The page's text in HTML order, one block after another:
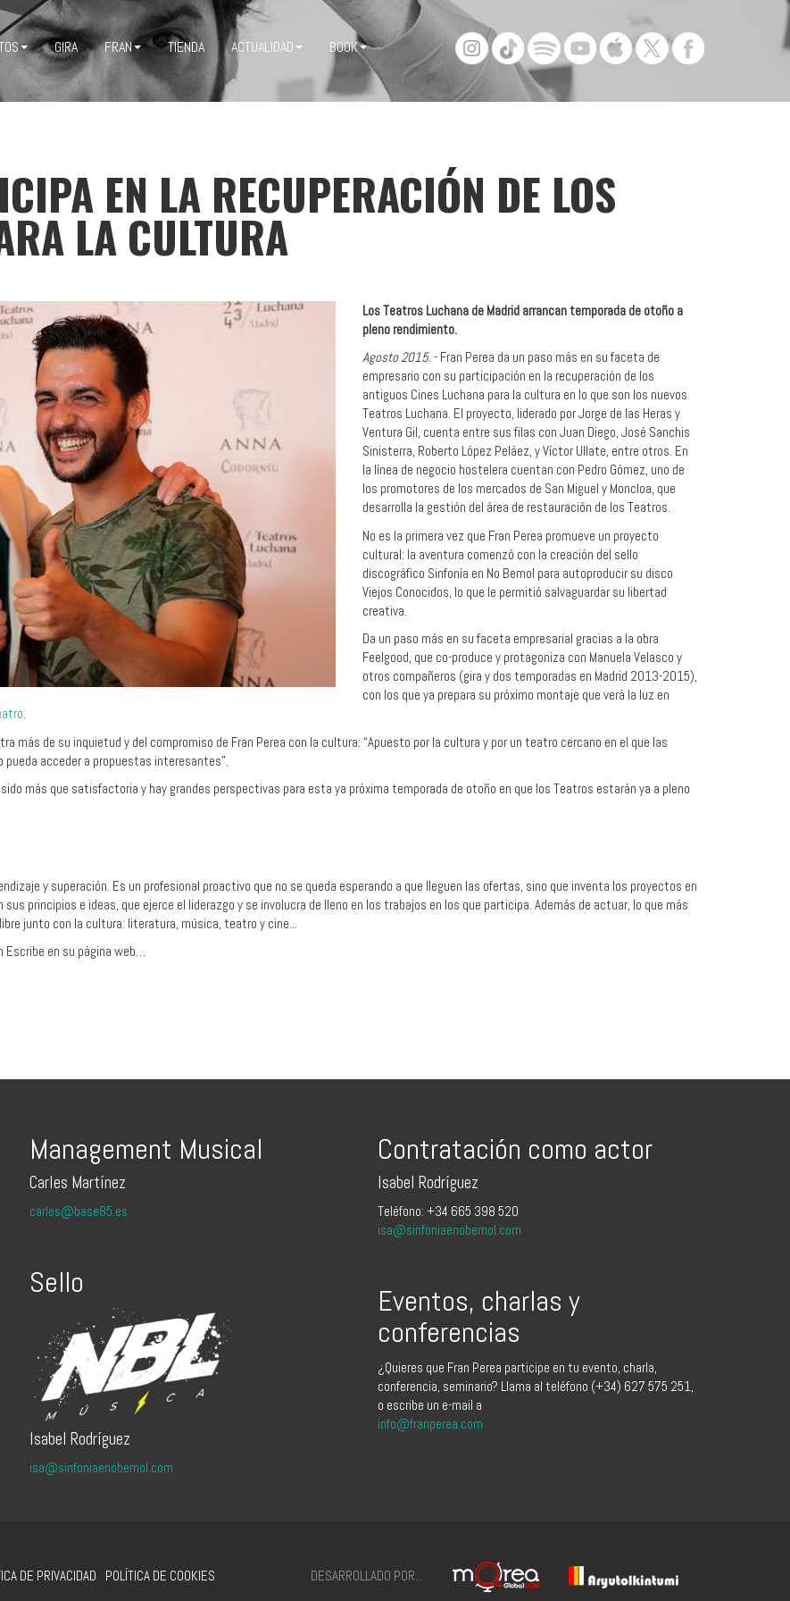
GIRA FRAN TIENDA ACTUALIDAD BOOK
EN LA RECUPERACIÓN DE LOS
LA CULTURA
Los Teatros Luchana de Madrid arrancan temporada de otoño a
pleno rendimiento.
Agosto 2015.- Fran Perea da un paso más en su faceta de
empresario con su participación en la recuperación de los
antiguos Cines Luchana para la cultura en lo que son los nuevos
Teatros Luchana. El proyecto, liderado por Jorge de las Heras y
Ventura Gil, cuenta entre sus filas con Juan Diego, José Sanchis
Sinisterra, Roberto López Peláez, y Víctor Ullate, entre otros. En
la línea de negocio hostelera cuentan con Pedro Gómez, uno de
los promotores de los mercados de San Miguel y Moncloa, que
desarrolla la gestión del área de restauración de los Teatros.
No es la primera vez que Fran Perea promueve un proyecto
cultural: la aventura comenzó con la creación del sello
discográfico Sinfonía en No Bemol para autoproducir su disco
Viejos Conocidos, lo que le permitió salvaguardar su libertad
creativa.
Da un paso más en su faceta empresarial gracias a la obra
Feelgood, que co-produce y protagoniza con Manuela Velasco y
otros compañeros (gira y dos temporadas en Madrid 2013-2015),
con los que ya prepara su próximo montaje que verá la luz en
.
más de su inquietud y del compromiso de Fran Perea con la cultura: “Apuesto por la cultura y por un teatro cercano en el que las
acceder a propuestas interesantes”.
más que satisfactoria y hay grandes perspectivas para esta ya próxima temporada de otoño en que los Teatros estarán ya a pleno
y superación. Es un profesional proactivo que no se queda esperando a que lleguen las ofertas, sino que inventa los proyectos en
principios e ideas, que ejerce el liderazgo y se involucra de lleno en los trabajos en los que participa. Además de actuar, lo que más
junto con la cultura: literatura, música, teatro y cine...
Escribe en su página web…
Management Musical
Carles Martínez
carles@base85.es
Sello
Isabel Rodríguez
isa@sinfoniaenobemol.com
Contratación como actor
Isabel Rodríguez
Teléfono: +34 665 398 520
isa@sinfoniaenobemol.com
Eventos, charlas y
conferencias
¿Quieres que Fran Perea participe en tu evento, charla,
conferencia, seminario? Llama al teléfono (+34) 627 575 251,
o escribe un e-mail a
info@franperea.com
DE PRIVACIDAD POLÍTICA DE COOKIES DESARROLLADO POR...